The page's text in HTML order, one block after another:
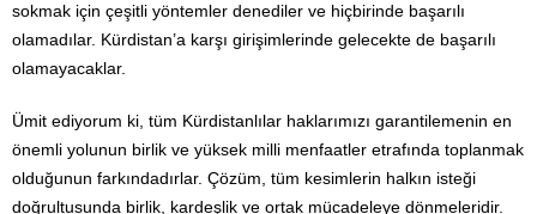
sokmak için çeşitli yöntemler denediler ve hiçbirinde başarılı
olamadılar. Kürdistan’a karşı girişimlerinde gelecekte de başarılı
olamayacaklar.
Ümit ediyorum ki, tüm Kürdistanlılar haklarımızı garantilemenin en
önemli yolunun birlik ve yüksek milli menfaatler etrafında toplanmak
olduğunun farkındadırlar. Çözüm, tüm kesimlerin halkın isteği
doğrultusunda birlik, kardeşlik ve ortak mücadeleye dönmeleridir.